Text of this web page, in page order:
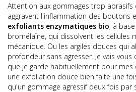
Attention aux gommages trop
aggravent l'inflammation des boutons
exfoliants enzymatiques bio, à
bromélaïne, qui dissolvent les cellules
mécanique. Ou les argiles douces qui
profondeur sans agresser. Je vais
que je garde habituellement pour mes
une exfoliation douce bien faite une
qu'un gommage agressif deux fois par